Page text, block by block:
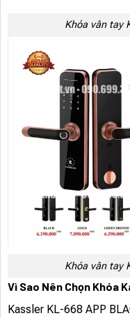
Khóa vân tay
Khóa vân tay
Vì Sao Nên Chọn Khóa
Kassler KL-668 APP